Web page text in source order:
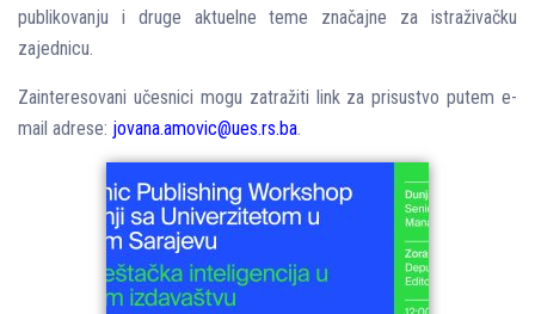
publikovanju i druge aktuelne teme značajne za istraživačku
zajednicu.
Zainteresovani učesnici mogu zatražiti link za prisustvo putem e-
mail adrese: jovana.amovic@ues.rs.ba.